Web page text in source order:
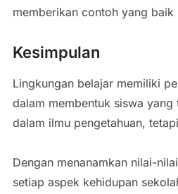
memberikan contoh yang baik
Kesimpulan
Lingkungan belajar memiliki
dalam membentuk siswa
dalam ilmu pengetahuan,
Dengan menanamkan nilai-
setiap aspek kehidupan